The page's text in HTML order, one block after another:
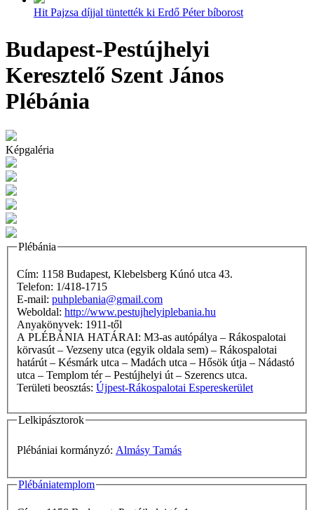
Hit Pajzsa díjjal tüntették ki Erdő Péter bíborost
Budapest-Pestújhelyi
Keresztelő Szent János
Plébánia
Képgaléria
Plébánia
Cím: 1158 Budapest, Klebelsberg Kúnó utca 43.
Telefon: 1/418-1715
E-mail: puhplebania@gmail.com
Weboldal: http://www.pestujhelyiplebania.hu
Anyakönyvek: 1911-től
A PLÉBÁNIA HATÁRAI: M3-as autópálya – Rákospalotai
körvasút – Vezseny utca (egyik oldala sem) – Rákospalotai
határút – Késmárk utca – Madách utca – Hősök útja – Nádastó
utca – Templom tér – Pestújhelyi út – Szerencs utca.
Területi beosztás: Újpest-Rákospalotai Espereskerület
Lelkipásztorok
Plébániai kormányzó: Almásy Tamás
Plébániatemplom